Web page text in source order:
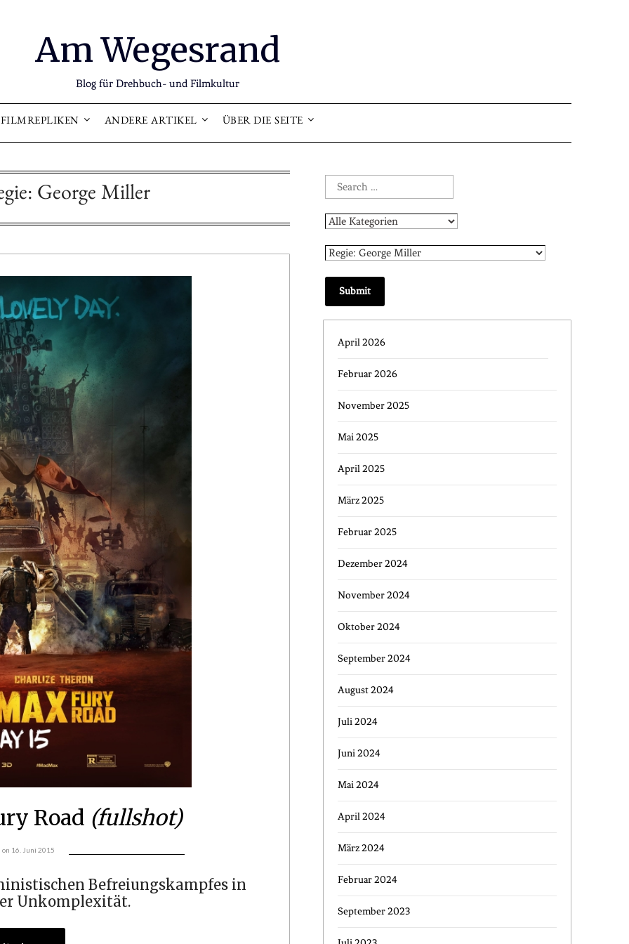
Am Wegesrand
Blog für Drehbuch- und Filmkultur
FILMREPLIKEN ANDERE ARTIKEL ÜBER DIE SEITE
George Miller
Road (fullshot)
on 16. Juni 2015
Befreiungskampfes in
Unkomplexität.
April 2026
Februar 2026
November 2025
Mai 2025
April 2025
März 2025
Februar 2025
Dezember 2024
November 2024
Oktober 2024
September 2024
August 2024
Juli 2024
Juni 2024
Mai 2024
April 2024
März 2024
Februar 2024
September 2023